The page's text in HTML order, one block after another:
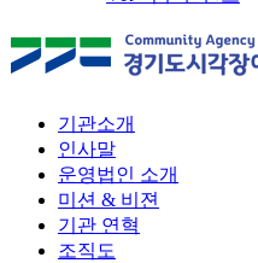
기관소개
인사말
운영법인 소개
미션 & 비젼
기관 연혁
조직도